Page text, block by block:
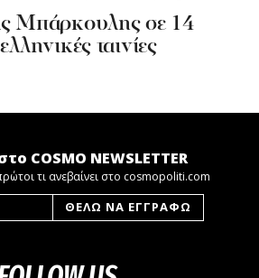
Μπάρκουλης σε 14
ταινίες
COSMO NEWSLETTER
τι ανεβαίνει στο cosmopoliti.com